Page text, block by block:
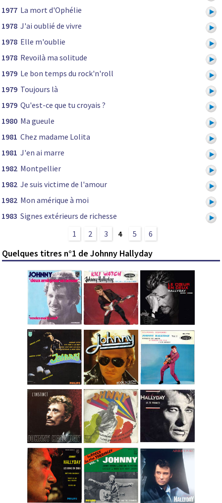
1977 La mort d'Ophélie
1978 J'ai oublié de vivre
1978 Elle m'oublie
1978 Revoilà ma solitude
1979 Le bon temps du rock'n'roll
1979 Toujours là
1979 Qu'est-ce que tu croyais ?
1980 Ma gueule
1981 Chez madame Lolita
1981 J'en ai marre
1982 Montpellier
1982 Je suis victime de l'amour
1982 Mon amérique à moi
1983 Signes extérieurs de richesse
1
2 3 4 5 6
Quelques titres n°1 de Johnny Hallyday